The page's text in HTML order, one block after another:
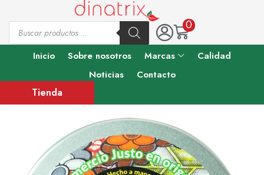
0
Inicio Sobre nosotros Marcas
Calidad
Noticias
Contacto
Tienda